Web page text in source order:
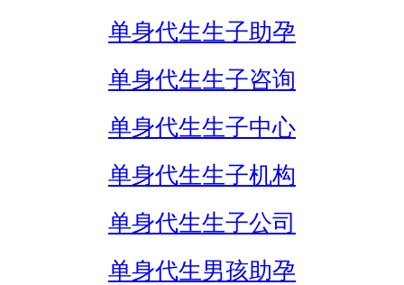
单身代生生子助孕
单身代生生子咨询
单身代生生子中心
单身代生生子机构
单身代生生子公司
单身代生男孩助孕